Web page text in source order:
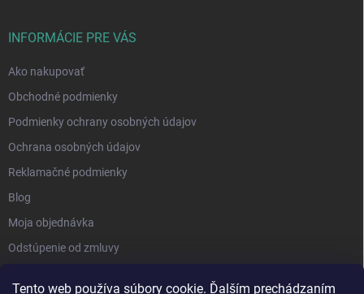
Tento web používa súbory cookie. Ďalším prechádzaním
INFORMÁCIE PRE VÁS
Ako nakupovať
Obchodné podmienky
Podmienky ochrany osobných údajov
Ochrana osobných údajov
Reklamačné podmienky
Blog
Moja objednávka
Odstúpenie od zmluvy